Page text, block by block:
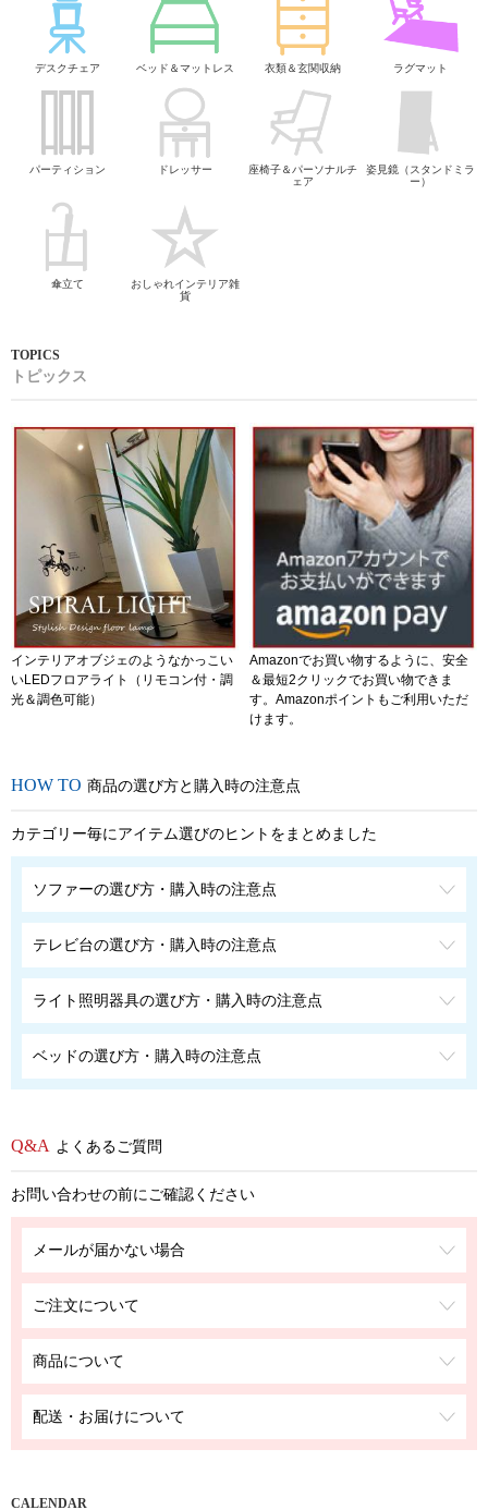
デスクチェア ベッド＆マットレス 衣類＆玄関収納 ラグマット
パーティション ドレッサー
座椅子＆パーソナルチ
ェア
姿見鏡（スタンドミラ
ー）
傘立て
おしゃれインテリア雑
貨
トピックス
インテリアオブジェのようなかっこい
いLEDフロアライト（リモコン付・調
光＆調色可能）
Amazonでお買い物するように、安全
＆最短2クリックでお買い物できま
す。Amazonポイントもご利用いただ
けます。
商品の選び方と購入時の注意点
カテゴリー毎にアイテム選びのヒントをまとめました
ソファーの選び方・購入時の注意点
テレビ台の選び方・購入時の注意点
ライト照明器具の選び方・購入時の注意点
ベッドの選び方・購入時の注意点
よくあるご質問
お問い合わせの前にご確認ください
メールが届かない場合
ご注文について
商品について
配送・お届けについて